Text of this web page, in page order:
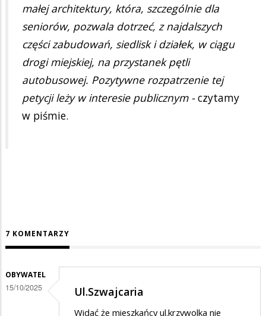
małej architektury, która, szczególnie dla
seniorów, pozwala dotrzeć, z najdalszych
części zabudowań, siedlisk i działek, w ciągu
drogi miejskiej, na przystanek pętli
autobusowej. Pozytywne rozpatrzenie tej
petycji leży w interesie publicznym - czytamy
w piśmie.
7 KOMENTARZY
OBYWATEL
15/10/2025 Ul.Szwajcaria
Widać że mieszkańcy ul.krzywolka nie